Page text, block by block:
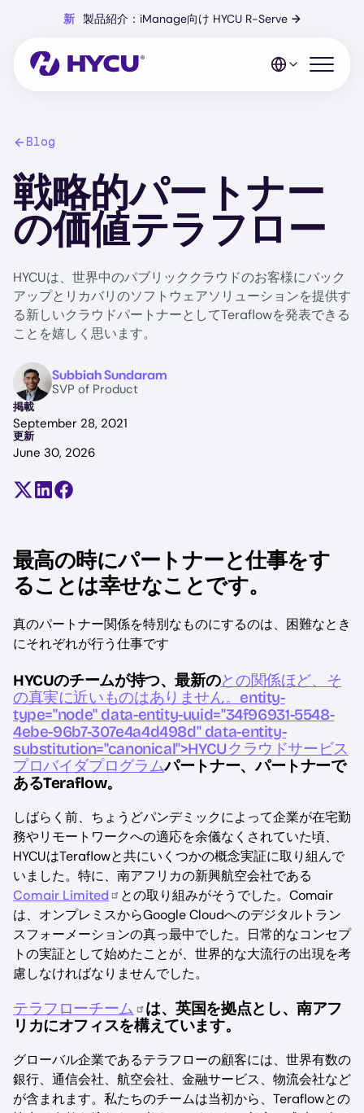
content
新 製品紹介：iManage向け HYCU R-Serve →
Open
Blog
戦略的パートナー
の価値テラフロー
HYCUは、世界中のパブリッククラウドのお客様にバック
アップとリカバリのソフトウェアソリューションを提供す
る新しいクラウドパートナーとしてTeraflowを発表できる
ことを嬉しく思います。
ImageSubbiah Sundaram
SVP of Product
掲載
September 28, 2021
更新
June 30, 2026
Share on X (formerly Twitter)
Share on LinkedIn
Share on Facebook
最高の時にパートナーと仕事をす
ることは幸せなことです。
真のパートナー関係を特別なものにするのは、困難なとき
にそれぞれが行う仕事です
HYCUのチームが持つ、最新のとの関係ほど、そ
の真実に近いものはありません。entity-
type="node" data-entity-uuid="34f96931-5548-
4ebe-96b7-307e4a4d498d" data-entity-
substitution="canonical">HYCUクラウドサービス
プロバイダプログラムパートナー、パートナーで
あるTeraflow。
しばらく前、ちょうどパンデミックによって企業が在宅勤
務やリモートワークへの適応を余儀なくされていた頃、
HYCUはTeraflowと共にいくつかの概念実証に取り組んで
いました。特に、南アフリカの新興航空会社である
Comair Limited
との取り組みがそうでした。Comair
は、オンプレミスからGoogle Cloudへのデジタルトラン
スフォーメーションの真っ最中でした。日常的なコンセプ
トの実証として始めたことが、世界的な大流行の出現を考
慮しなければなりませんでした。
テラフローチーム
は、英国を拠点とし、南アフ
リカにオフィスを構えています。
グローバル企業であるテラフローの顧客には、世界有数の
銀行、通信会社、航空会社、金融サービス、物流会社など
が含まれます。私たちのチームは当初から、Teraflowとの